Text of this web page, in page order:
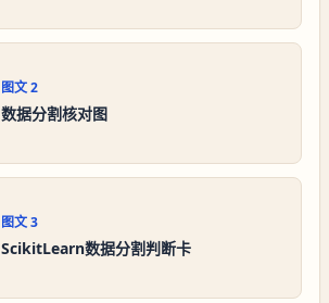
图文2
数据分割核对图
图文3
ScikitLearn数据分割判断卡